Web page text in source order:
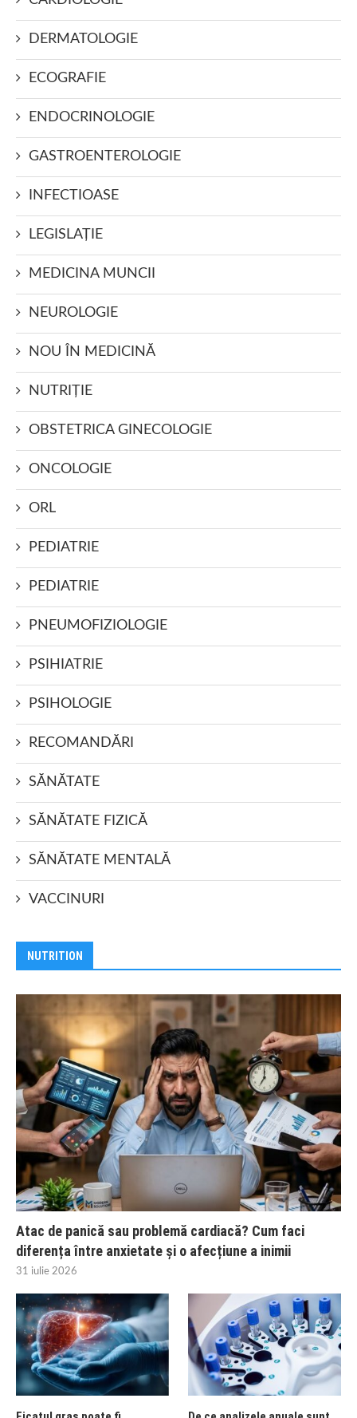
DERMATOLOGIE
ECOGRAFIE
ENDOCRINOLOGIE
GASTROENTEROLOGIE
INFECTIOASE
LEGISLAŢIE
MEDICINA MUNCII
NEUROLOGIE
NOU ÎN MEDICINĂ
NUTRIŢIE
OBSTETRICA GINECOLOGIE
ONCOLOGIE
ORL
PEDIATRIE
PEDIATRIE
PNEUMOFIZIOLOGIE
PSIHIATRIE
PSIHOLOGIE
RECOMANDĂRI
SĂNĂTATE
SĂNĂTATE FIZICĂ
SĂNĂTATE MENTALĂ
VACCINURI
NUTRITION
Atac de panică sau problemă cardiacă? Cum faci
diferența între anxietate și o afecțiune a inimii
31 iulie 2026